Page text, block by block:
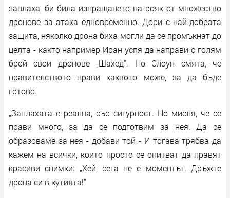
заплаха, би била изпращането на рояк от множество
дронове за атака едновременно. Дори с най-добрата
защита, няколко дрона биха могли да се промъкнат до
целта - както например Иран успя да направи с голям
брой свои дронове „Шахед“. Но Слоун смята, че
правителството прави каквото може, за да бъде
готово.
„Заплахата е реална, със сигурност. Но мисля, че се
прави много, за да се подготвим за нея. Да се
образоваме за нея - добави той - И тогава трябва да
кажем на всички, които просто се опитват да правят
красиви снимки: „Хей, сега не е моментът. Дръжте
дрона си в кутията!"